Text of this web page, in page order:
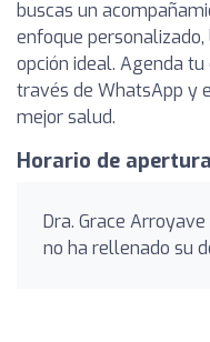
buscas un
enfoque
opción ideal. Agenda
través de WhatsApp y
mejor salud.
Horario de apertura
Dra. Grace
no ha rellenado su